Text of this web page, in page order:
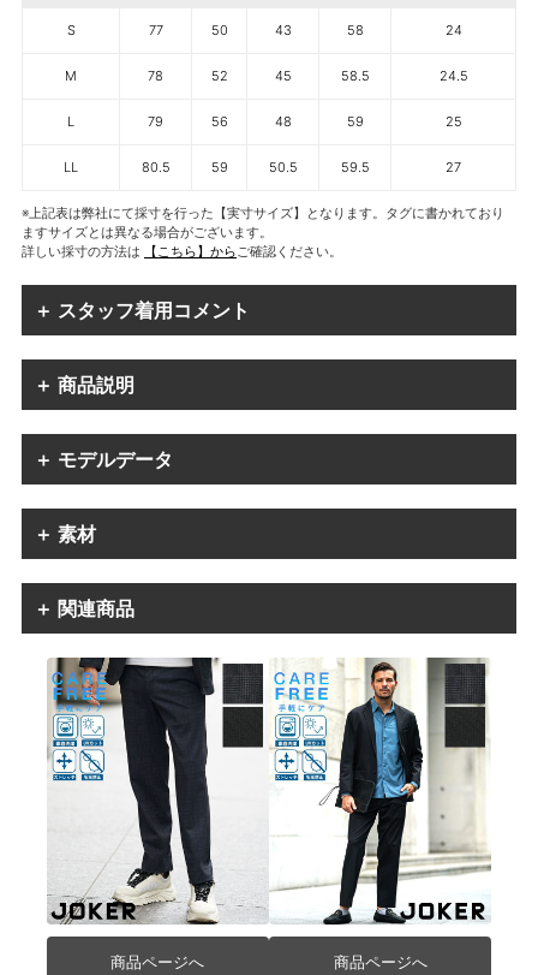
S 77 50 43 58 24
M 78 52 45 58.5 24.5
L 79 56 48 59 25
LL 80.5 59 50.5 59.5 27
※上記表は弊社にて採寸を行った【実寸サイズ】となります。タグに書かれており
ますサイズとは異なる場合がございます。
詳しい採寸の方法は
【こちら】からご確認ください。
＋ スタッフ着用コメント
＋ 商品説明
＋ モデルデータ
＋ 素材
＋ 関連商品
商品ページへ 商品ページへ